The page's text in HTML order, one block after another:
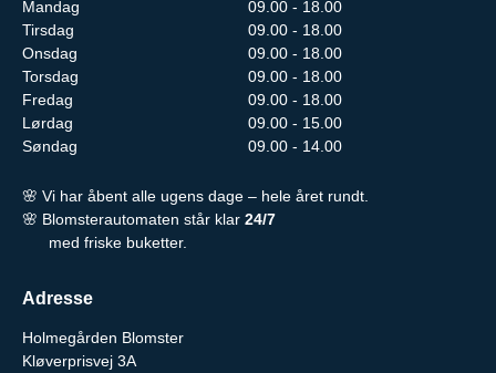
Mandag
09.00 - 18.00
Tirsdag
09.00 - 18.00
Onsdag
09.00 - 18.00
Torsdag
09.00 - 18.00
Fredag
09.00 - 18.00
Lørdag
09.00 - 15.00
Søndag
09.00 - 14.00
🌸 Vi har åbent alle ugens dage – hele året rundt.
🌸 Blomsterautomaten står klar 24/7
med friske buketter.
Adresse
Holmegården Blomster
Kløverprisvej 3A